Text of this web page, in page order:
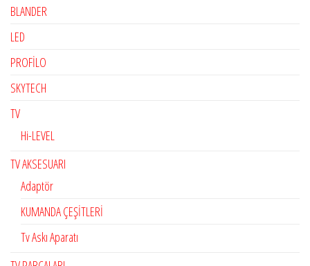
BLANDER
LED
PROFİLO
SKYTECH
TV
Hi-LEVEL
TV AKSESUARI
Adaptör
KUMANDA ÇEŞİTLERİ
Tv Askı Aparatı